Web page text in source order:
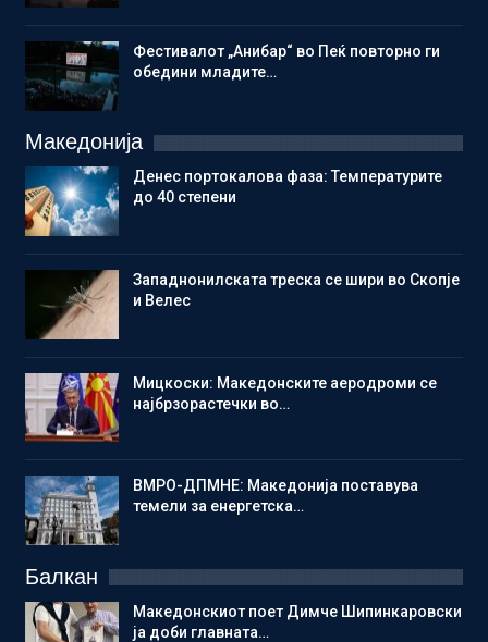
Фестивалот „Анибар“ во Пеќ повторно ги
обедини младите…
Македонија
Денес портокалова фаза: Температурите
до 40 степени
Западнонилската треска се шири во Скопје
и Велес
Мицкоски: Македонските аеродроми се
најбрзорастечки во…
ВМРО-ДПМНЕ: Македонија поставува
темели за енергетска…
Балкан
Македонскиот поет Димче Шипинкаровски
ја доби главната…